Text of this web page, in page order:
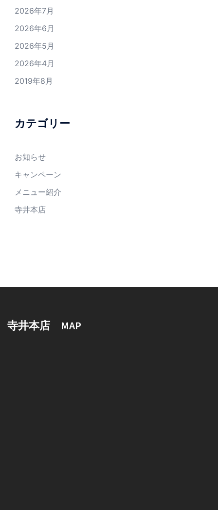
2026年7月
2026年6月
2026年5月
2026年4月
2019年8月
カテゴリー
お知らせ
キャンペーン
メニュー紹介
寺井本店
寺井本店 MAP